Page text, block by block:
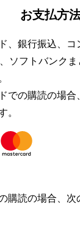
お支払方
、銀行振込、コ
ソフトバンクま
での購読の場
。
購読の場合、